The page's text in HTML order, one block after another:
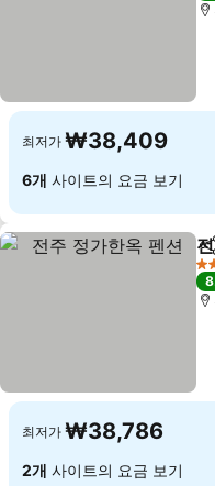
최저가 ₩38,409
6개 사이트의 요금 보기
공
2
최저가 ₩38,786
2개 사이트의 요금 보기